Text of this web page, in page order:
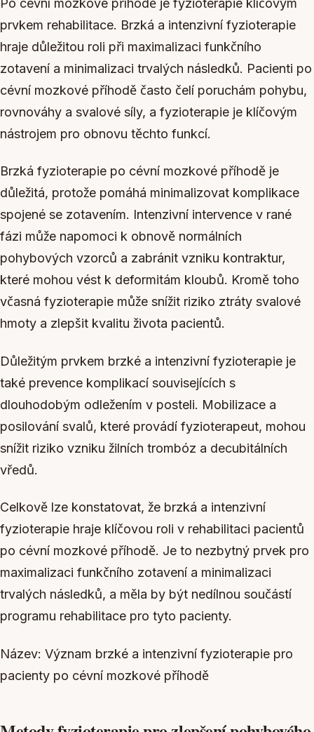
prvkem rehabilitace. Brzká a intenzivní fyzioterapie
hraje důležitou roli při maximalizaci funkčního
zotavení a minimalizaci trvalých následků. Pacienti po
cévní mozkové příhodě často čelí poruchám pohybu,
rovnováhy a svalové síly, a fyzioterapie je klíčovým
nástrojem pro obnovu těchto funkcí.
Brzká fyzioterapie po cévní mozkové příhodě je
důležitá, protože pomáhá minimalizovat komplikace
spojené se zotavením. Intenzivní intervence v rané
fázi může napomoci k obnově normálních
pohybových vzorců a zabránit vzniku kontraktur,
které mohou vést k deformitám kloubů. Kromě toho
včasná fyzioterapie může snížit riziko ztráty svalové
hmoty a zlepšit kvalitu života pacientů.
Důležitým prvkem brzké a intenzivní fyzioterapie je
také prevence komplikací souvisejících s
dlouhodobým odležením v posteli. Mobilizace a
posilování svalů, které provádí fyzioterapeut, mohou
snížit riziko vzniku žilních trombóz a decubitálních
vředů.
Celkově lze konstatovat, že brzká a intenzivní
fyzioterapie hraje klíčovou roli v rehabilitaci pacientů
po cévní mozkové příhodě. Je to nezbytný prvek pro
maximalizaci funkčního zotavení a minimalizaci
trvalých následků, a měla by být nedílnou součástí
programu rehabilitace pro tyto pacienty.
Název: Význam brzké a intenzivní fyzioterapie pro
pacienty po cévní mozkové příhodě